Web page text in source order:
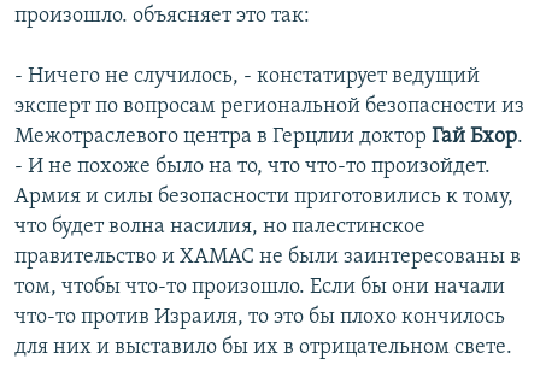
произошло. объясняет это так:
- Ничего не случилось, - констатирует ведущий
эксперт по вопросам региональной безопасности из
Межотраслевого центра в Герцлии доктор Гай Бхор.
- И не похоже было на то, что что-то произойдет.
Армия и силы безопасности приготовились к тому,
что будет волна насилия, но палестинское
правительство и ХАМАС не были заинтересованы в
том, чтобы что-то произошло. Если бы они начали
что-то против Израиля, то это бы плохо кончилось
для них и выставило бы их в отрицательном свете.